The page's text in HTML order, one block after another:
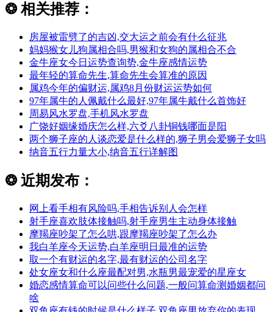
❂ 相关推荐：
房屋被雷劈了的吉凶,交大运之前会有什么征兆
妈妈猴女儿狗属相合吗,男猴和女狗的属相合不合
金牛座女今日运势查询势,金牛座感情运势
最年轻的算命先生,算命先生会算准的原因
属鸡今年的偏财运,属鸡8月份财运运势如何
97年属牛的人佩戴什么最好,97年属牛戴什么首饰好
周易风水罗盘,手机风水罗盘
广饶好姻缘婚庆怎么样,六爻八卦铜钱哪面是阳
两个狮子座的人谈恋爱是什么样的,狮子男会爱狮子女吗
纳音五行力量大小,纳音五行详解图
❂ 近期发布：
网上看手相有风险吗,手相告诉别人会怎样
射手座喜欢肢体接触吗,射手座男生主动身体接触
摩羯座吵架了怎么哄,跟摩羯座吵架了怎么办
我白羊座今天运势,白羊座明日最准的运势
取一个有财运的名字,最有财运的公司名字
处女座女和什么座最配对男,水瓶男最宠爱的星座女
婚恋感情算命可以问些什么问题,一般问算命测婚姻都问
啥